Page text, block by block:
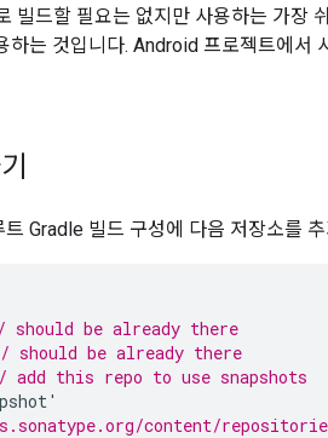
빌드할 필요는 없지만 사용하는 가장
하는 것입니다. Android 프로젝트에서
Gradle 빌드 구성에 다음 저장소를
should be already there
should be already there
add this repo to use snapshots
'
content/